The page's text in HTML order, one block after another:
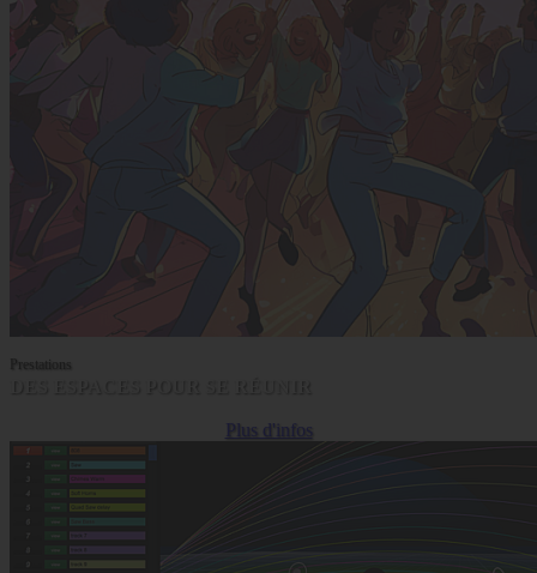
Prestations
Plus d'infos